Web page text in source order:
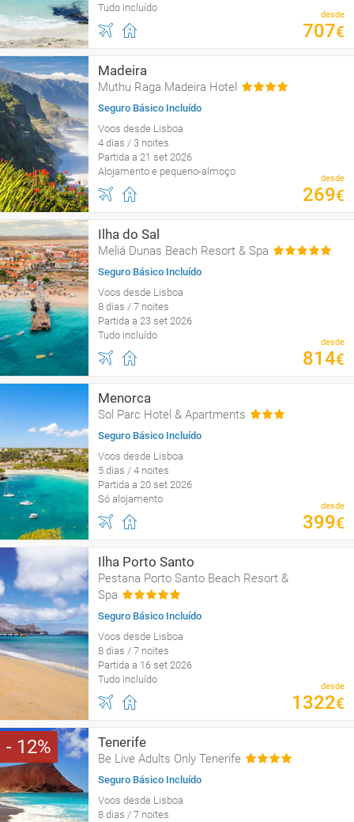
Tudo incluído
desde
707€
Madeira
Muthu Raga Madeira Hotel
Seguro Básico Incluído
Voos desde Lisboa
4 dias / 3 noites
Partida a 21 set 2026
Alojamento e pequeno-almoço
desde
269€
Ilha do Sal
Meliá Dunas Beach Resort & Spa
Seguro Básico Incluído
Voos desde Lisboa
8 dias / 7 noites
Partida a 23 set 2026
Tudo incluído
desde
814€
Menorca
Sol Parc Hotel & Apartments
Seguro Básico Incluído
Voos desde Lisboa
5 dias / 4 noites
Partida a 20 set 2026
Só alojamento
desde
399€
Ilha Porto Santo
Pestana Porto Santo Beach Resort &
Spa
Seguro Básico Incluído
Voos desde Lisboa
8 dias / 7 noites
Partida a 16 set 2026
Tudo incluído
desde
1322€
12 Tenerife
Be Live Adults Only Tenerife
Seguro Básico Incluído
Voos desde Lisboa
8 dias / 7 noites